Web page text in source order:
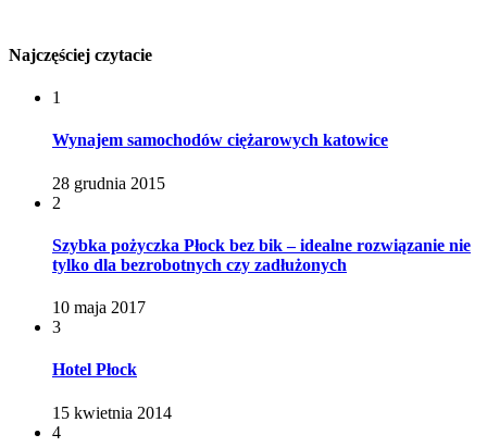
Najczęściej czytacie
1
Wynajem samochodów ciężarowych katowice
28 grudnia 2015
2
Szybka pożyczka Płock bez bik – idealne rozwiązanie nie
tylko dla bezrobotnych czy zadłużonych
10 maja 2017
3
Hotel Płock
15 kwietnia 2014
4